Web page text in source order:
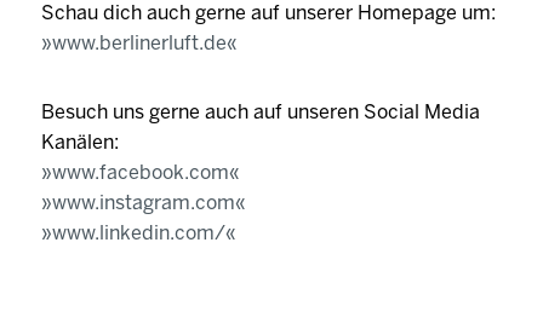
Schau dich auch gerne auf unserer Homepage um:
www.berlinerluft.de
Besuch uns gerne auch auf unseren Social Media
Kanälen:
www.facebook.com
www.instagram.com
www.linkedin.com/